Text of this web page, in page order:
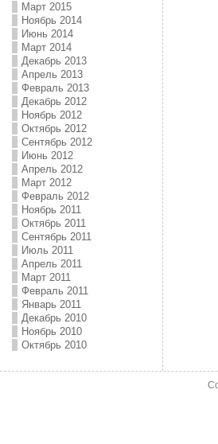
Март 2015
Ноябрь 2014
Июнь 2014
Март 2014
Декабрь 2013
Апрель 2013
Февраль 2013
Декабрь 2012
Ноябрь 2012
Октябрь 2012
Сентябрь 2012
Июнь 2012
Апрель 2012
Март 2012
Февраль 2012
Ноябрь 2011
Октябрь 2011
Сентябрь 2011
Июль 2011
Апрель 2011
Март 2011
Февраль 2011
Январь 2011
Декабрь 2010
Ноябрь 2010
Октябрь 2010